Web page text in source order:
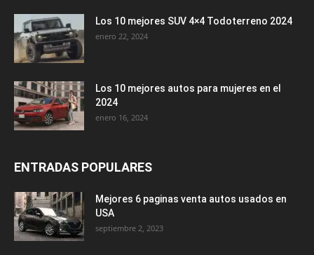
Los 10 mejores SUV 4×4 Todoterreno 2024
enero 22, 2024
Los 10 mejores autos para mujeres en el
2024
enero 16, 2024
ENTRADAS POPULARES
Mejores 6 paginas venta autos usados en
USA
septiembre 2, 2023